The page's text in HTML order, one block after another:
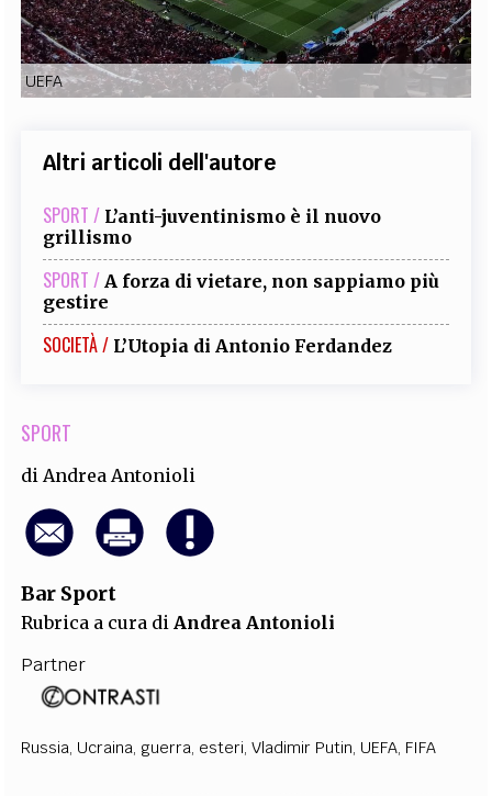
EXTRA
CODICI RUBRICHE LIBRI PROCEEDINGS PUBBLICITÀ CONTATTI
UEFA
Altri articoli dell'autore
SPORT / L’anti-juventinismo è il nuovo
grillismo
SPORT / A forza di vietare, non sappiamo più
gestire
SOCIETÀ / L’Utopia di Antonio Ferdandez
SPORT
di Andrea Antonioli
Bar Sport
Rubrica a cura di Andrea Antonioli
Partner
Russia, Ucraina, guerra, esteri,Vladimir Putin, UEFA, FIFA